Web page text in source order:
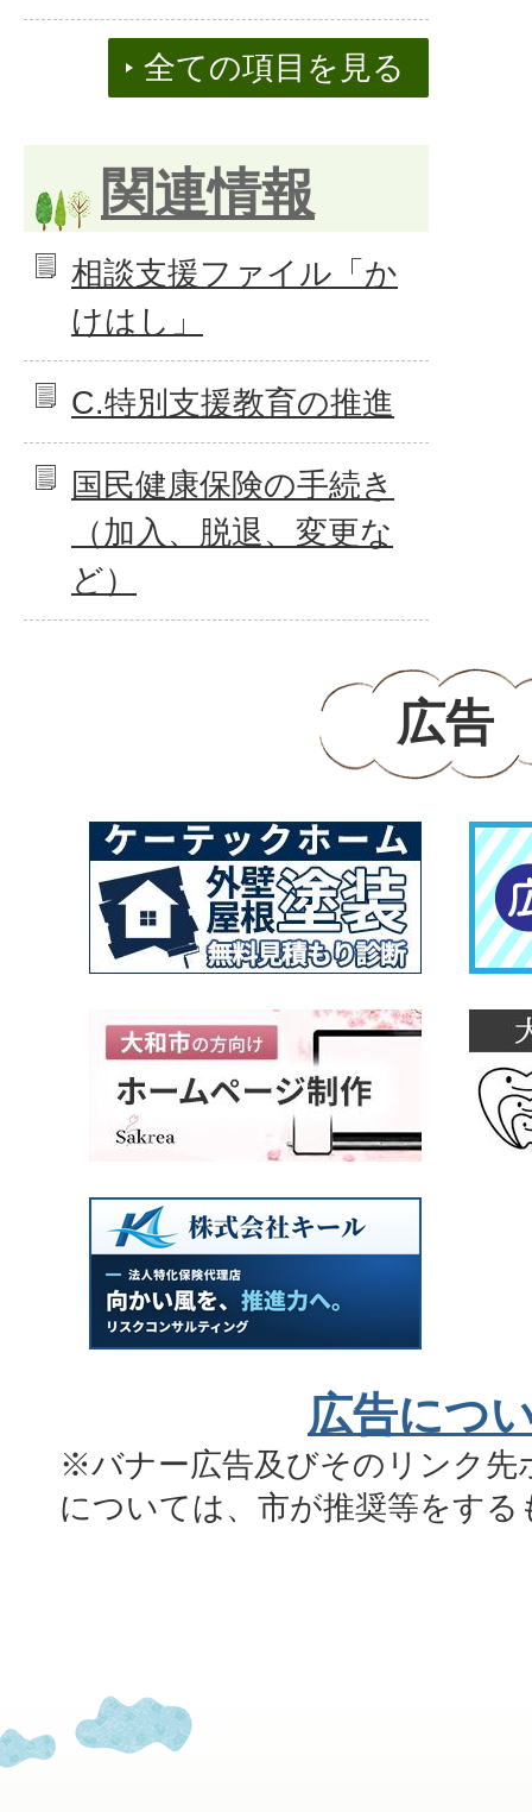
全ての項目を見る
関連情報
相談支援ファイル「か
けはし」
C.特別支援教育の推進
国民健康保険の手続き
（加入、脱退、変更な
ど）
広告
広告につ
※バナー広告及びそのリンク先
については、市が推奨等をす